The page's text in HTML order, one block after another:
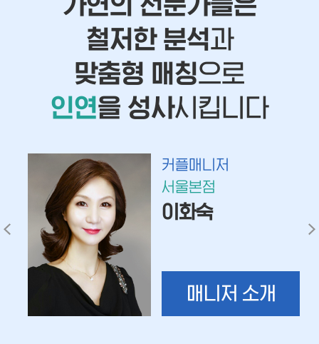
철저한 분석과
맞춤형 매칭으로
인연을 성사시킵니다
커플매니저
서울본점
이화숙
매니저 소개